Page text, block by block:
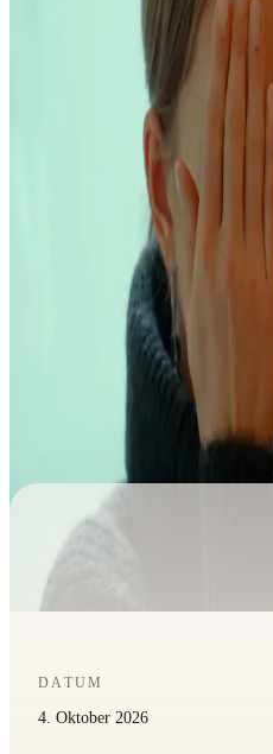
DATUM
4. Oktober 2026